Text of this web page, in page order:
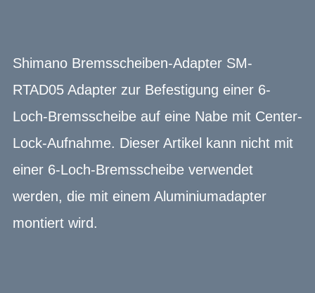
Shimano Bremsscheiben-Adapter SM-
RTAD05 Adapter zur Befestigung einer 6-
Loch-Bremsscheibe auf eine Nabe mit Center-
Lock-Aufnahme. Dieser Artikel kann nicht mit
einer 6-Loch-Bremsscheibe verwendet
werden, die mit einem Aluminiumadapter
montiert wird.